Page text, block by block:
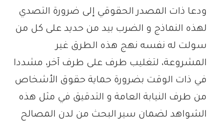
ودعا ذات المصدر الحقوقي إلى ضرورة التصدي
لهذه النماذج و الضرب بيد من حديد على كل من
سولت له نفسه نهج هذه الطرق غير
المشروعة، لتغليب طرف على طرف آخر، مشددا
في ذات الوقت بضرورة حماية حقوق الأشخاص
من طرف النيابة العامة و التدقيق في مثل هذه
الشواهد لضمان سير البحث من لدن المصالح